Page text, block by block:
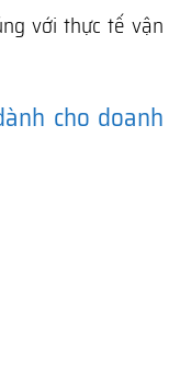
với thực tế vận
cho doanh